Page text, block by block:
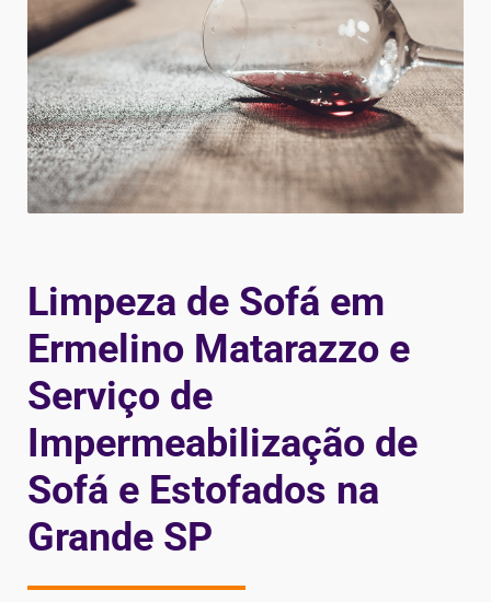
Limpeza de Sofá em
Ermelino Matarazzo e
Serviço de
Impermeabilização de
Sofá e Estofados na
Grande SP